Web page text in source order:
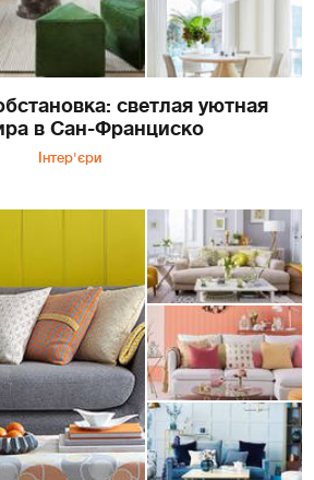
светлая уютная
в Сан-Франциско
Інтер'єри